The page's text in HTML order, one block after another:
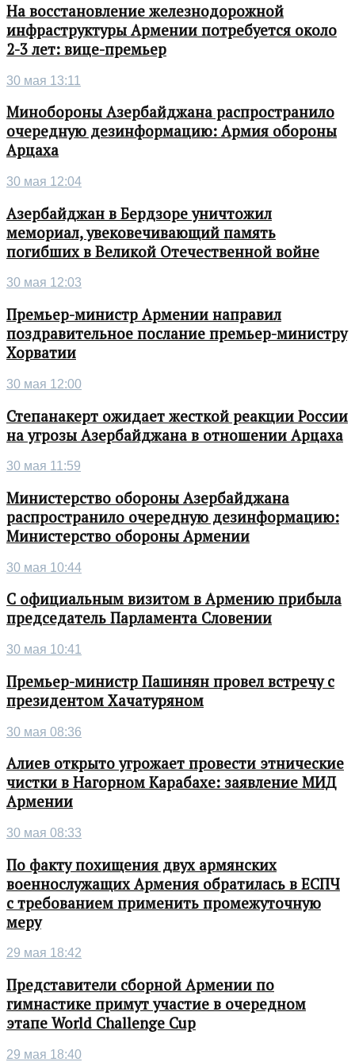
На восстановление железнодорожной
инфраструктуры Армении потребуется около
2-3 лет: вице-премьер
30 мая 13:11
Минобороны Азербайджана распространило
очередную дезинформацию: Армия обороны
Арцаха
30 мая 12:04
Азербайджан в Бердзоре уничтожил
мемориал, увековечивающий память
погибших в Великой Отечественной войне
30 мая 12:03
Премьер-министр Армении направил
поздравительное послание премьер-министру
Хорватии
30 мая 12:00
Степанакерт ожидает жесткой реакции России
на угрозы Азербайджана в отношении Арцаха
30 мая 11:59
Министерство обороны Азербайджана
распространило очередную дезинформацию:
Министерство обороны Армении
30 мая 10:44
С официальным визитом в Армению прибыла
председатель Парламента Словении
30 мая 10:41
Премьер-министр Пашинян провел встречу с
президентом Хачатуряном
30 мая 08:36
Алиев открыто угрожает провести этнические
чистки в Нагорном Карабахе: заявление МИД
Армении
30 мая 08:33
По факту похищения двух армянских
военнослужащих Армения обратилась в ЕСПЧ
с требованием применить промежуточную
меру
29 мая 18:42
Представители сборной Армении по
гимнастике примут участие в очередном
этапе World Challenge Cup
29 мая 18:40